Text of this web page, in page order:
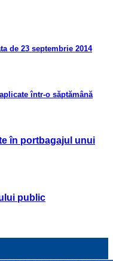
de 23 septembrie 2014
într-o săptămână
în portbagajul unui
public